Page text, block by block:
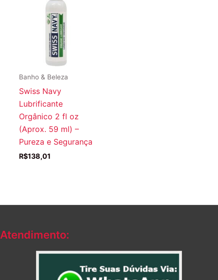
Banho & Beleza
Swiss Navy
Lubrificante
Orgânico 2 fl oz
(Aprox. 59 ml) –
Pureza e Segurança
R$138,01
Atendimento: